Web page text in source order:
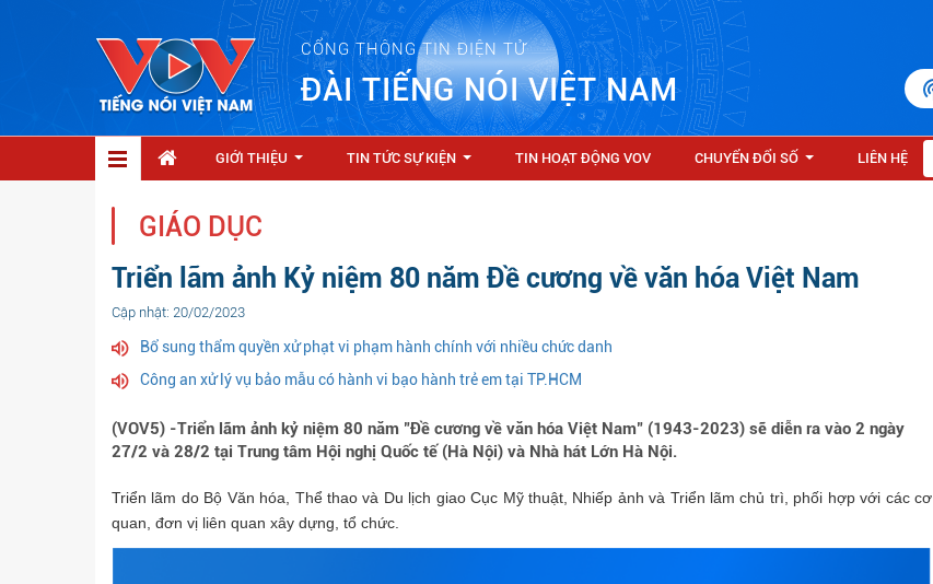
CỔNG THÔNG TIN ĐIỆN TỬ
ĐÀI TIẾNG NÓI VIỆT NAM
GIỚI THIỆU TIN TỨC SỰ KIỆN TIN HOẠT ĐỘNG VOV CHUYỂN ĐỔI SỐ LIÊN HỆ
GIÁO DỤC
Triển lãm ảnh Kỷ niệm 80 năm Đề cương về văn hóa Việt Nam
Cập nhật: 20/02/2023
Bổ sung thẩm quyền xử phạt vi phạm hành chính với nhiều chức danh
Công an xử lý vụ bảo mẫu có hành vi bạo hành trẻ em tại TP.HCM
(VOV5) -Triển lãm ảnh kỷ niệm 80 năm "Đề cương về văn hóa Việt Nam" (1943-2023) sẽ diễn ra vào 2 ngày
27/2 và 28/2 tại Trung tâm Hội nghị Quốc tế (Hà Nội) và Nhà hát Lớn Hà Nội.
Triển lãm do Bộ Văn hóa, Thể thao và Du lịch giao Cục Mỹ thuật, Nhiếp ảnh và Triển lãm chủ trì, phối hợp với các cơ
quan, đơn vị liên quan xây dựng, tổ chức.